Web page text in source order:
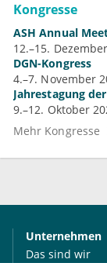
Kongresse
ASH Annual
12.–15.
DGN-Kongress
4.–7. November
Jahrestagung
9.–12. Oktober
Mehr Kongresse
Unternehmen
Das sind wir